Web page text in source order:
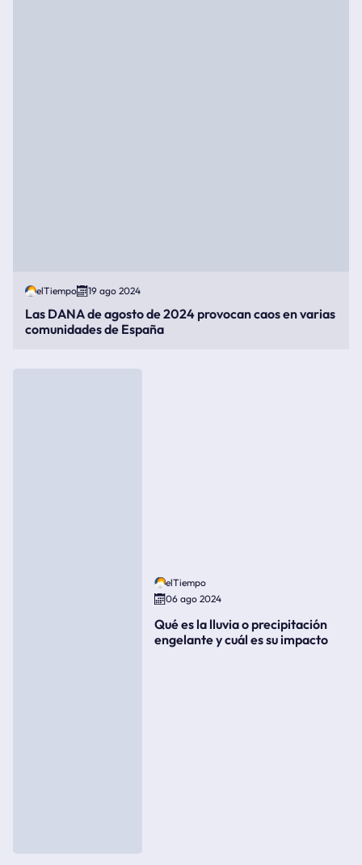
elTiempo 19 ago 2024
Las DANA de agosto de 2024 provocan caos en varias
comunidades de España
elTiempo
06 ago 2024
Qué es la lluvia o precipitación
engelante y cuál es su impacto